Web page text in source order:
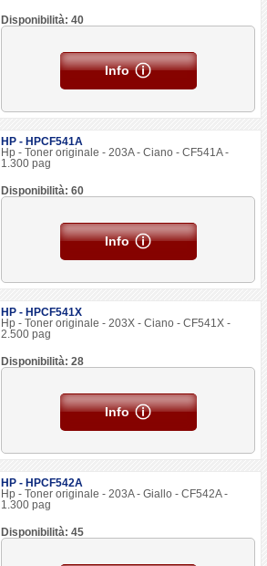
Disponibilità: 40
Info
HP - HPCF541A
Hp - Toner originale - 203A - Ciano - CF541A -
1.300 pag
Disponibilità: 60
Info
HP - HPCF541X
Hp - Toner originale - 203X - Ciano - CF541X -
2.500 pag
Disponibilità: 28
Info
HP - HPCF542A
Hp - Toner originale - 203A - Giallo - CF542A -
1.300 pag
Disponibilità: 45